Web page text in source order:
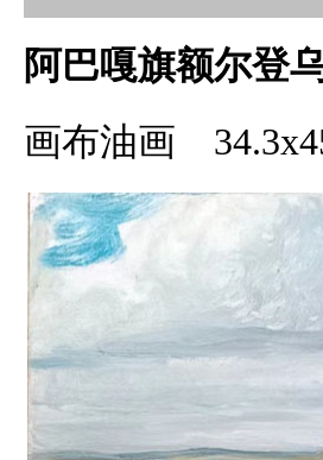
阿巴嘎旗额尔登
画布油画 34.3x